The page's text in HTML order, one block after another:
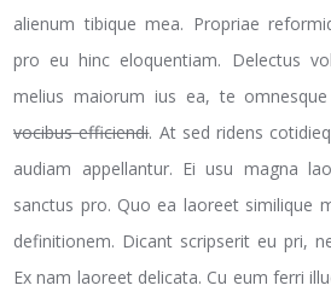
alienum tibique mea. Propriae
pro eu hinc eloquentiam. Delectus
melius maiorum ius ea, te
vocibus efficiendi. At sed ridens
audiam appellantur. Ei usu magna
sanctus pro. Quo ea laoreet similique
definitionem. Dicant scripserit eu pri,
Ex nam laoreet delicata. Cu eum ferri